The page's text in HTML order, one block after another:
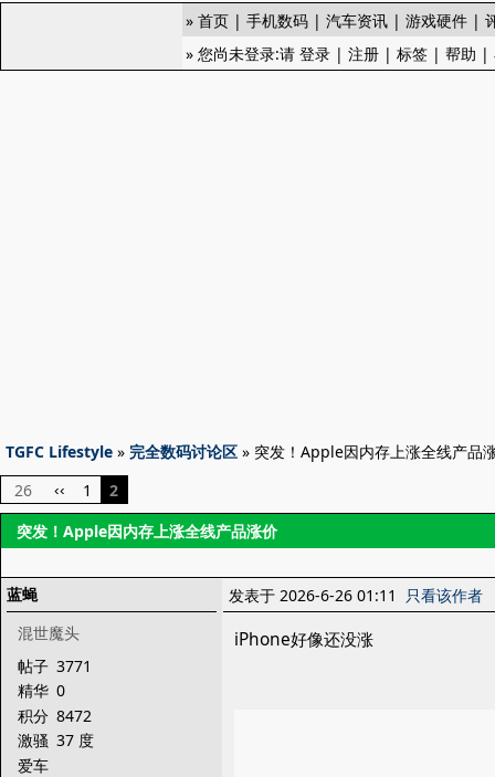
» 首页 | 手机数码 | 汽车资讯 | 游戏硬件 |
» 您尚未登录:请 登录 | 注册 | 标签 | 帮助 |
TGFC Lifestyle » 完全数码讨论区 » 突发！Apple因内存上涨全线产品
26
‹‹ 1
2
突发！Apple因内存上涨全线产品涨价
蓝蝇
混世魔头
帖子 3771
精华 0
积分 8472
激骚 37 度
爱车
发表于 2026-6-26 01:11 只看该作者
iPhone好像还没涨